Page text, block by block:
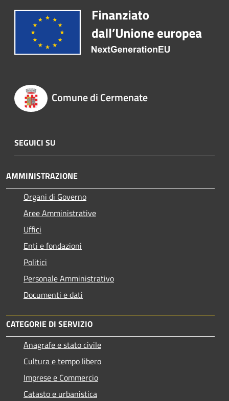
Comune di Cermenate
SEGUICI SU
AMMINISTRAZIONE
Organi di Governo
Aree Amministrative
Uffici
Enti e fondazioni
Politici
Personale Amministrativo
Documenti e dati
CATEGORIE DI SERVIZIO
Anagrafe e stato civile
Cultura e tempo libero
Imprese e Commercio
Catasto e urbanistica